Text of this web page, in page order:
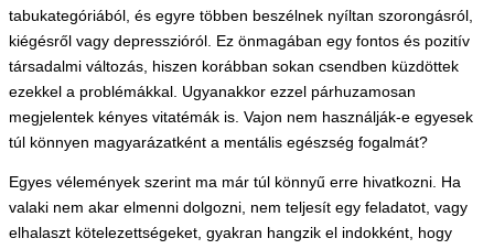
tabukategóriából, és egyre többen beszélnek nyíltan szorongásról,
kiégésről vagy depresszióról. Ez önmagában egy fontos és pozitív
társadalmi változás, hiszen korábban sokan csendben küzdöttek
ezekkel a problémákkal. Ugyanakkor ezzel párhuzamosan
megjelentek kényes vitatémák is. Vajon nem használják-e egyesek
túl könnyen magyarázatként a mentális egészség fogalmát?
Egyes vélemények szerint ma már túl könnyű erre hivatkozni. Ha
valaki nem akar elmenni dolgozni, nem teljesít egy feladatot, vagy
elhalaszt kötelezettségeket, gyakran hangzik el indokként, hogy